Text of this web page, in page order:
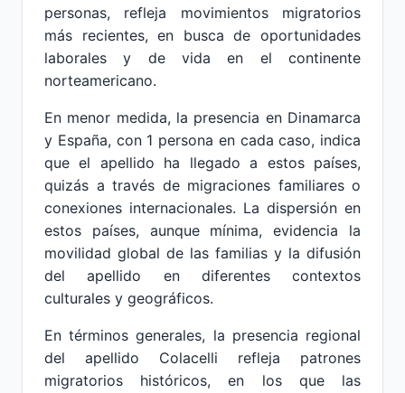
personas, refleja movimientos migratorios
más recientes, en busca de oportunidades
laborales y de vida en el continente
norteamericano.
En menor medida, la presencia en Dinamarca
y España, con 1 persona en cada caso, indica
que el apellido ha llegado a estos países,
quizás a través de migraciones familiares o
conexiones internacionales. La dispersión en
estos países, aunque mínima, evidencia la
movilidad global de las familias y la difusión
del apellido en diferentes contextos
culturales y geográficos.
En términos generales, la presencia regional
del apellido Colacelli refleja patrones
migratorios históricos, en los que las